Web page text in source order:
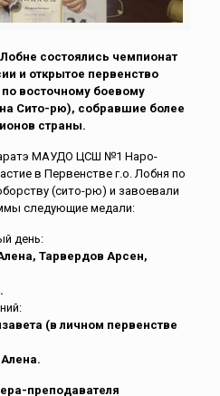
Лобне состоялись чемпионат
и открытое первенство
по восточному боевому
Сито-рю), собравшие более
страны.
МАУДО ЦСШ №1 Наро-
в Первенстве г.о. Лобня по
(сито-рю) и завоевали
следующие медали:
день:
Тарвердов Арсен,
(в личном первенстве
преподавателя